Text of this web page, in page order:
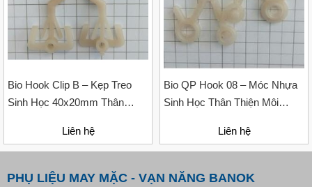
Bio Hook Clip B – Kẹp Treo
Sinh Học 40x20mm Thân
Liên hệ
Bio QP Hook 08 – Móc Nhựa
Sinh Học Thân Thiện Môi
Liên hệ
PHỤ LIỆU MAY MẶC - VẠN NĂNG BANOK